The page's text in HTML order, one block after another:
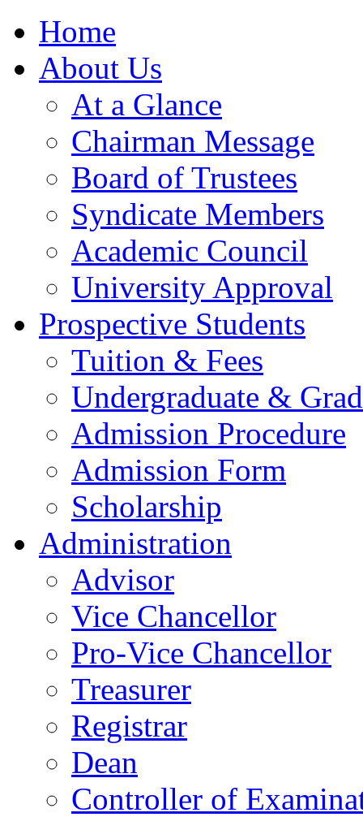
Home
About Us
At a Glance
Chairman Message
Board of Trustees
Syndicate Members
Academic Council
University Approval
Prospective Students
Tuition & Fees
Undergraduate &
Admission Procedure
Admission Form
Scholarship
Administration
Advisor
Vice Chancellor
Pro-Vice Chancellor
Treasurer
Registrar
Dean
Controller of